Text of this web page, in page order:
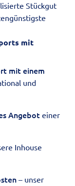
Stückgut
mit
mit einem
und
Angebot einer
Inhouse
– unser